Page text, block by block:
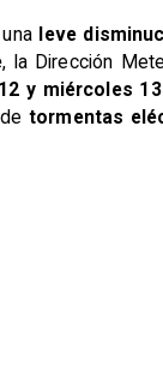
leve
, la Dirección
y miércoles
tormentas